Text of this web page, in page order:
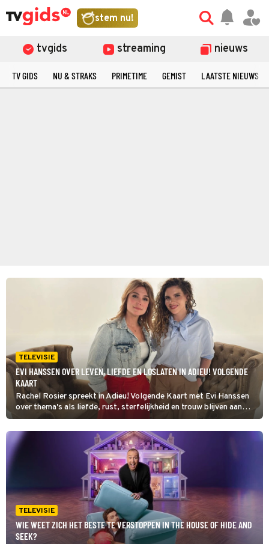
stem nu!
tvgids streaming nieuws
TV GIDS NU & STRAKS PRIMETIME GEMIST LAATSTE NIEUWS
TELEVISIE
EVI HANSSEN OVER LEVEN, LIEFDE EN LOSLATEN IN ADIEU! VOLGENDE
KAART
Rachel Rosier spreekt in Adieu! Volgende Kaart met Evi Hanssen
over thema's als liefde, rust, sterfelijkheid en trouw blijven aan
jezelf. De Vlaamse presentator en auteur vertelt over haar
katholieke opvoeding en het verlies van haar moeder.
TELEVISIE
WIE WEET ZICH HET BESTE TE VERSTOPPEN IN THE HOUSE OF HIDE AND
SEEK?